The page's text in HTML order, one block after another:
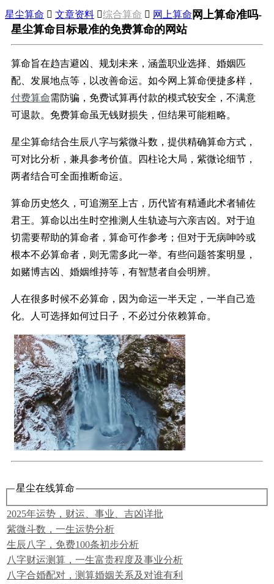
星尘算命  文章资料 综合算命  网上算命 网上算命准吗-
星尘算命目标最准的免费算命的网站
算命旨在趋吉避凶、规划未来，涵盖职业选择、婚姻匹
配、发展地点等，以改善命运。如今网上算命便捷多样，
付费算命需防骗，免费试算再付款的模式较安全，不满意
可退款。免费算命虽无钱财损失，但结果可能粗略。
星尘算命结合生辰八字与紫微斗数，提供精确算命方式，
可对比分析，兼具参考价值。四柱论大局，紫微论细节，
两者结合可全面推断命运。
算命历史悠久，可追溯至上古，历代皆有精通此术者辅佐
君王。算命以出生时空推测人生轨迹与六亲吉凶。对于迫
切需要帮助的算命者，算命可作参考；但对于无病呻吟或
根本不必算命者，则无需多此一举。有些问题答案明显，
如赌博吉凶、婚姻维持等，有智慧者自会明辨。
人在很多时候不必算命，因为命运一半天定，一半自己造
化。人可选择如何过日子，不必过分依赖算命。
星尘在线算命
2025年运势，财运、事业、吉凶详批
紫微斗数，一生运势分析
生辰八字，免费100条初步分析
八字财运测算，一生富贵程度及事业分析
八字合婚配对，测算婚姻关系及对谁有利